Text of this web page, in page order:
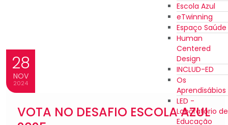
Escola Azul
eTwinning
Espaço Saúde
Human
Centered
Design
INCLUD-ED
Os
Aprendisábios
LED -
Laboratório de
Educação
28
NOV
2024
VOTA NO DESAFIO ESCOLA AZUL